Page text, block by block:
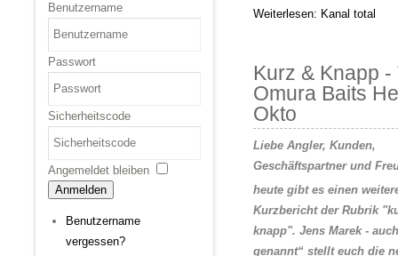
Benutzername
Passwort
Sicherheitscode
Angemeldet bleiben
Anmelden
Benutzername
vergessen?
Weiterlesen: Kanal total
Kurz & Knapp -
Omura Baits
Okto
Liebe Angler, Kunden,
Geschäftspartner und
heute gibt es einen
Kurzbericht der Rubrik
knapp". Jens Marek -
genannt“ stellt euch die